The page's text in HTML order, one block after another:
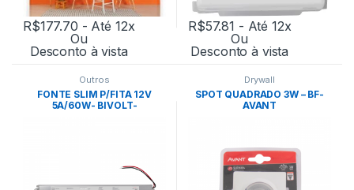
R$177.70 - Até 12x
Ou
Desconto à vista
R$57.81 - Até 12x
Ou
Desconto à vista
Outros
FONTE SLIM P/FITA 12V
5A/60W- BIVOLT-
Drywall
SPOT QUADRADO 3W – BF-
AVANT